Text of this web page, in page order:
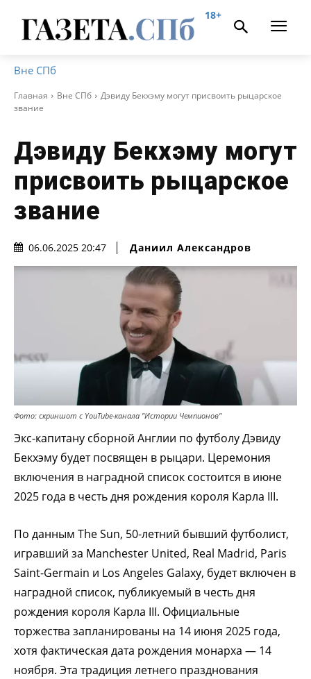
18+
Вне СПб
Главная Вне СПб
Дэвиду Бекхэму могут присвоить рыцарское
звание
Дэвиду Бекхэму могут
присвоить рыцарское
звание
06.06.2025 20:47 Даниил Александров
Фото: скриншот с YouTube-канала "Истории Чемпионов"
Экс-капитану сборной Англии по футболу Дэвиду
Бекхэму будет посвящен в рыцари. Церемония
включения в наградной список состоится в июне
2025 года в честь дня рождения короля Карла III.
По данным The Sun, 50-летний бывший футболист,
игравший за Manchester United, Real Madrid, Paris
Saint-Germain и Los Angeles Galaxy, будет включен в
наградной список, публикуемый в честь дня
рождения короля Карла III. Официальные
торжества запланированы на 14 июня 2025 года,
хотя фактическая дата рождения монарха — 14
ноября. Эта традиция летнего празднования